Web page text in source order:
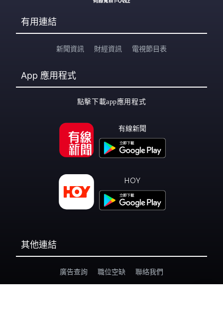
有用連結
新聞資訊 財經資訊 電視節目表
App 應用程式
點擊下載app應用程式
有線新聞
HOY
其他連結
廣告查詢 職位空缺 聯絡我們